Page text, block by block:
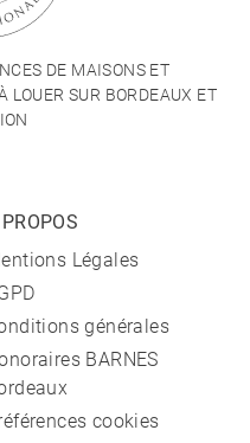
DE MAISONS ET
LOUER SUR BORDEAUX ET
Légales
générales
BARNES
cookies